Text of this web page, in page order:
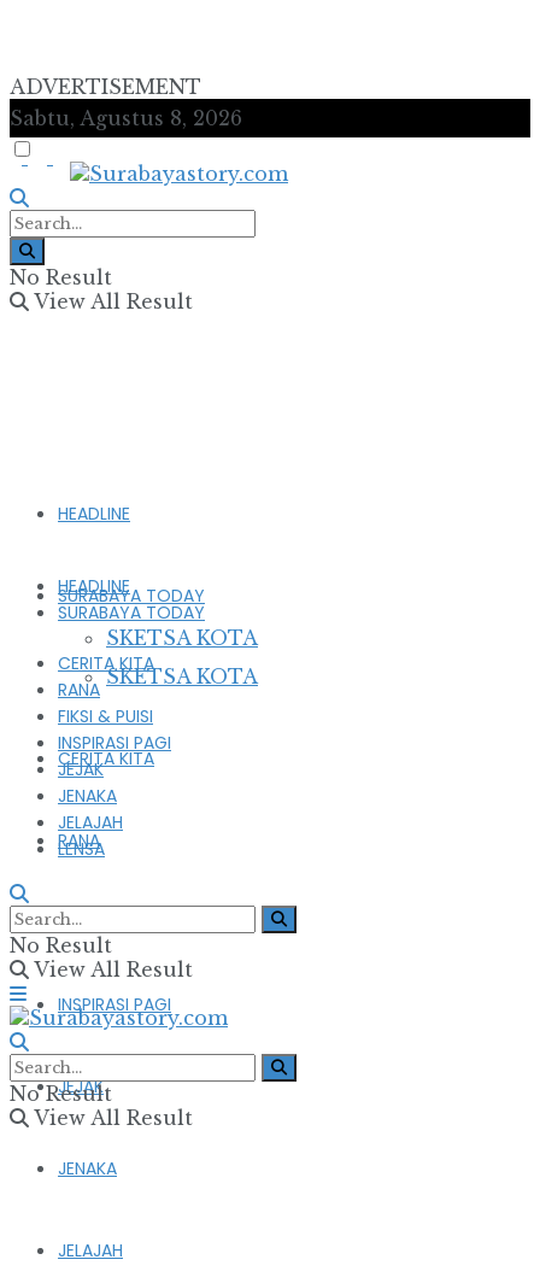
ADVERTISEMENT
Sabtu, Agustus 8, 2026
No Result
View All Result
HEADLINE
SURABAYA TODAY
SKETSA KOTA
CERITA KITA
RANA
FIKSI & PUISI
INSPIRASI PAGI
JEJAK
JENAKA
JELAJAH
HEADLINE
SURABAYA TODAY
SKETSA KOTA
CERITA KITA
RANA
FIKSI & PUISI
INSPIRASI PAGI
JEJAK
JENAKA
JELAJAH
LENSA
No Result
View All Result
No Result
View All Result